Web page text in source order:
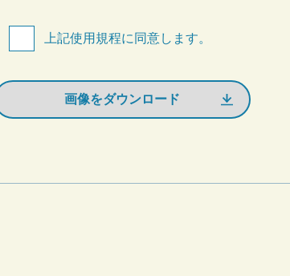
上記使用規程に同意します。
画像をダウンロード